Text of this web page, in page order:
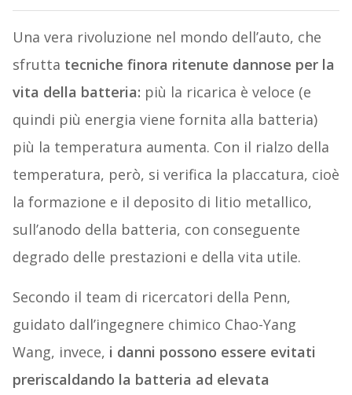
Una vera rivoluzione nel mondo dell’auto, che
sfrutta tecniche finora ritenute dannose per la
vita della batteria: più la ricarica è veloce (e
quindi più energia viene fornita alla batteria)
più la temperatura aumenta. Con il rialzo della
temperatura, però, si verifica la placcatura, cioè
la formazione e il deposito di litio metallico,
sull’anodo della batteria, con conseguente
degrado delle prestazioni e della vita utile.
Secondo il team di ricercatori della Penn,
guidato dall’ingegnere chimico Chao-Yang
Wang, invece, i danni possono essere evitati
preriscaldando la batteria ad elevata